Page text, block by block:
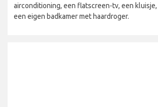
airconditioning, een flatscreen-tv, een
een eigen badkamer met haardroger.